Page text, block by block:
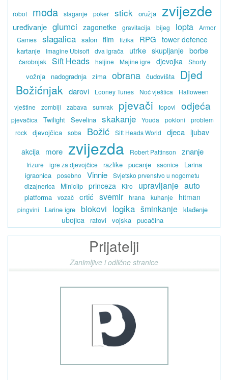
robot moda slaganje poker stick oružja zvijezde
uređivanje glumci zagonetke gravitacija bijeg lopta
Armor
Games
slagalica salon film fizika RPG tower defence
kartanje Imagine Ubisoft dva igrača utrke skupljanje borbe
čarobnjak Sift Heads haljine Majine igre djevojka Shorty
vožnja nadogradnja zima obrana čudovišta
Djed
Božićnjak darovi Looney Tunes Noć vještica
Halloween
vještine
zombiji zabava sumrak pjevači topovi odjeća
pjevačica Twilight Sevelina skakanje Youda pokloni
problem
rock
djevojčica soba Božić Sift Heads World djeca ljubav
akcija
more zvijezda Robert Pattinson znanje
frizure igre za djevojčice razlike pucanje saonice
Larina
igraonica
posebno Vinnie
Svjetsko prvenstvo u nogometu
dizajnerica
Miniclip princeza Kiro upravljanje auto
platforma vozač crtić svemir hrana kuhanje hitman
pingvini Larine igre blokovi logika šminkanje klađenje
ubojica ratovi vojska pucačina
Prijatelji
Zanimljive i odlične stranice